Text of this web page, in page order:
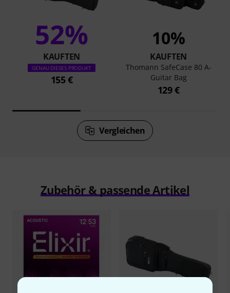
52%
KAUFTEN
GENAU DIESES PRODUKT
155 €
10%
KAUFTEN
Thomann SafeCase 80 A-
Guitar Bag
129 €
Vergleichen
Zubehör & passende Artikel